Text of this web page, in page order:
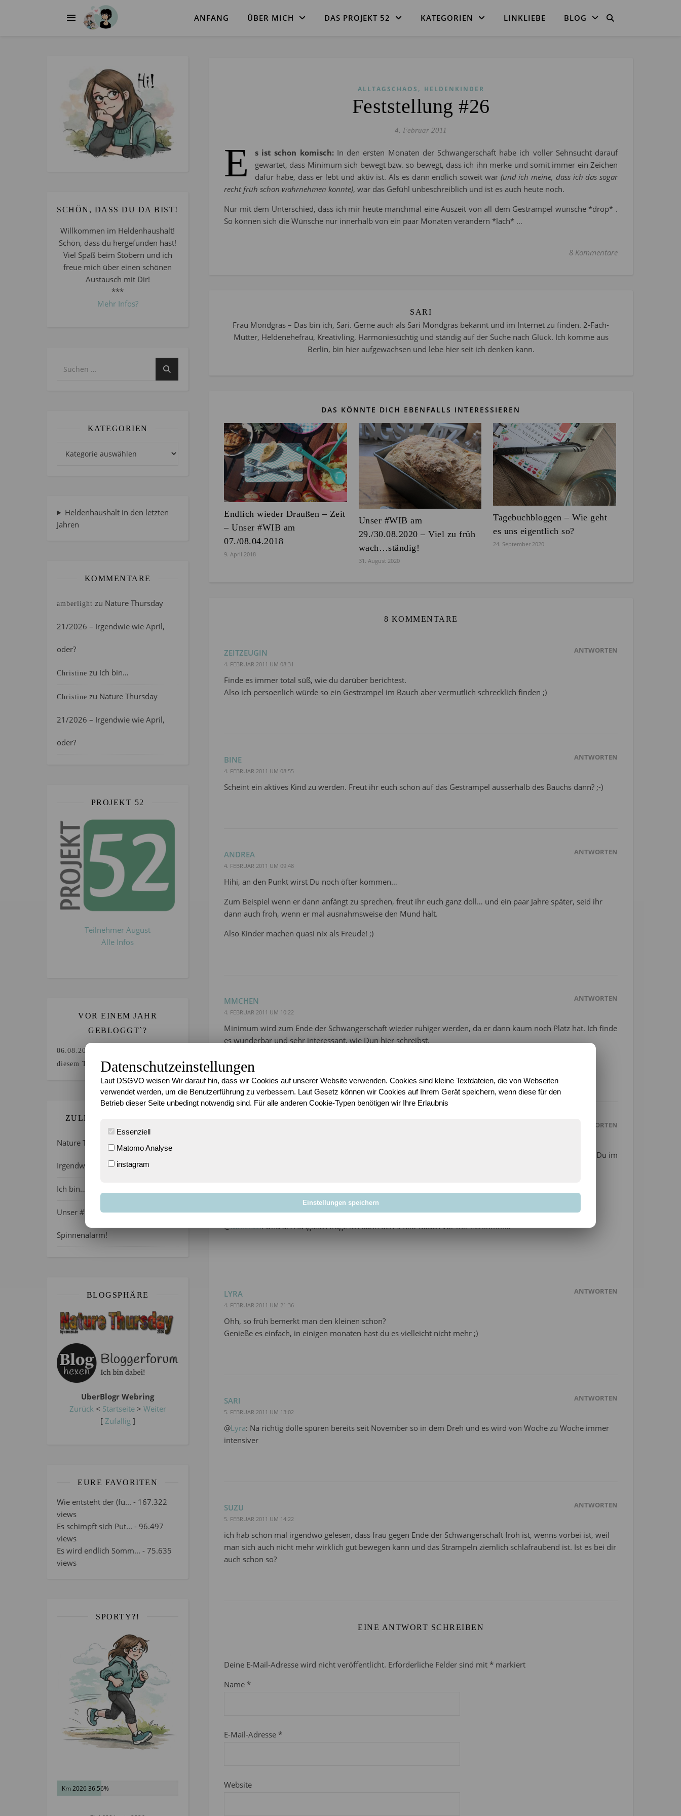
ANFANG ÜBER MICH DAS PROJEKT 52 KATEGORIEN LINKLIEBE BLOG
SCHÖN, DASS DU DA BIST!
Willkommen im Heldenhaushalt!
Schön, dass du hergefunden hast!
Viel Spaß beim Stöbern und ich
freue mich über einen schönen
Austausch mit Dir!
***
Mehr Infos?
KATEGORIEN
Heldenhaushalt in den letzten
Jahren
KOMMENTARE
amberlight zu Nature Thursday
21/2026 – Irgendwie wie April,
oder?
Christine zu Ich bin…
Christine zu Nature Thursday
21/2026 – Irgendwie wie April,
oder?
PROJEKT 52
Teilnehmer August
Alle Infos
VOR EINEM JAHR
GEBLOGGT`?
06.08.2025
diesem Tag.
ZULETZT GEBLOGGT…
Nature Thursday 21/2026 –
Irgendwie wie April, oder?
Ich bin…
Unser #WIB am 01./02.08.2026 –
Spinnenalarm!
BLOGSPHÄRE
UberBlogr Webring
Zurück < Startseite> Weiter
[ Zufällig]
EURE FAVORITEN
Wie entsteht der (fü... - 167.322
views
Es schimpft sich Put... - 96.497
views
Es wird endlich Somm... - 75.635
views
SPORTY?!
Km 2026 36.56%
ALLTAGSCHAOS , HELDENKINDER
Feststellung #26
4. Februar 2011
E s ist schon komisch: In den ersten Monaten der Schwangerschaft habe ich voller Sehnsucht darauf
gewartet, dass Minimum sich bewegt bzw. so bewegt, dass ich ihn merke und somit immer ein Zeichen
dafür habe, dass er lebt und aktiv ist. Als es dann endlich soweit war (und ich meine, dass ich das sogar
recht früh schon wahrnehmen konnte), war das Gefühl unbeschreiblich und ist es auch heute noch.
Nur mit dem Unterschied, dass ich mir heute manchmal eine Auszeit von all dem Gestrampel wünsche *drop* .
So können sich die Wünsche nur innerhalb von ein paar Monaten verändern *lach* …
8 Kommentare
SARI
Frau Mondgras – Das bin ich, Sari. Gerne auch als Sari Mondgras bekannt und im Internet zu finden. 2-Fach-
Mutter, Heldenehefrau, Kreativling, Harmoniesüchtig und ständig auf der Suche nach Glück. Ich komme aus
Berlin, bin hier aufgewachsen und lebe hier seit ich denken kann.
DAS KÖNNTE DICH EBENFALLS INTERESSIEREN
Endlich wieder Draußen – Zeit
– Unser #WIB am
07./08.04.2018
9. April 2018
Unser #WIB am
29./30.08.2020 – Viel zu früh
wach…ständig!
31. August 2020
Tagebuchbloggen – Wie geht
es uns eigentlich so?
24. September 2020
8 KOMMENTARE
ZEITZEUGIN
4. FEBRUAR 2011 UM 08:31
ANTWORTEN
Finde es immer total süß, wie du darüber berichtest.
Also ich persoenlich würde so ein Gestrampel im Bauch aber vermutlich schrecklich finden ;)
BINE
4. FEBRUAR 2011 UM 08:55
ANTWORTEN
Scheint ein aktives Kind zu werden. Freut ihr euch schon auf das Gestrampel ausserhalb des Bauchs dann? ;-)
ANDREA
4. FEBRUAR 2011 UM 09:48
ANTWORTEN
Hihi, an den Punkt wirst Du noch öfter kommen…
Zum Beispiel wenn er dann anfängt zu sprechen, freut ihr euch ganz doll… und ein paar Jahre später, seid ihr
dann auch froh, wenn er mal ausnahmsweise den Mund hält.
Also Kinder machen quasi nix als Freude! ;)
MMCHEN
4. FEBRUAR 2011 UM 10:22
ANTWORTEN
Minimum wird zum Ende der Schwangerschaft wieder ruhiger werden, da er dann kaum noch Platz hat. Ich finde
es wunderbar und sehr interessant, wie Dun hier schreibst.
ANTWORTEN
: Es ist etwas Großartiges, weil du das Leben in Dir so richtig bewusst wahrnimmst, aber wenn Du im
: Herrjeh! Du hast recht!!!
@Mmchen: Und als Ausgleich trage ich dann den 5 Kilo-Bauch vor mir her..hmm… ^^
LYRA
4. FEBRUAR 2011 UM 21:36
ANTWORTEN
Ohh, so früh bemerkt man den kleinen schon?
Genieße es einfach, in einigen monaten hast du es vielleicht nicht mehr ;)
SARI
5. FEBRUAR 2011 UM 13:02
ANTWORTEN
@Lyra: Na richtig dolle spüren bereits seit November so in dem Dreh und es wird von Woche zu Woche immer
intensiver
SUZU
5. FEBRUAR 2011 UM 14:22
ANTWORTEN
ich hab schon mal irgendwo gelesen, dass frau gegen Ende der Schwangerschaft froh ist, wenns vorbei ist, weil
man sich auch nicht mehr wirklich gut bewegen kann und das Strampeln ziemlich schlafraubend ist. Ist es bei dir
auch schon so?
EINE ANTWORT SCHREIBEN
Deine E-Mail-Adresse wird nicht veröffentlicht. Erforderliche Felder sind mit * markiert
Name *
E-Mail-Adresse *
Website
Datenschutzeinstellungen
Laut DSGVO weisen Wir darauf hin, dass wir Cookies auf unserer Website verwenden. Cookies sind kleine Textdateien, die von Webseiten
verwendet werden, um die Benutzerführung zu verbessern. Laut Gesetz können wir Cookies auf Ihrem Gerät speichern, wenn diese für den
Betrieb dieser Seite unbedingt notwendig sind. Für alle anderen Cookie-Typen benötigen wir Ihre Erlaubnis
Essenziell
Matomo Analyse
instagram
Einstellungen speichern